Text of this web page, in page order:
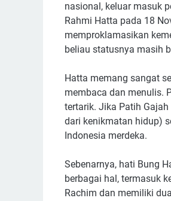
nasional, keluar masuk
Rahmi Hatta pada 18
memproklamasikan
beliau statusnya masih
Hatta memang sangat
membaca dan menulis.
tertarik. Jika Patih
dari kenikmatan hidup)
Indonesia merdeka.
Sebenarnya, hati Bung
berbagai hal, termasuk
Rachim dan memiliki